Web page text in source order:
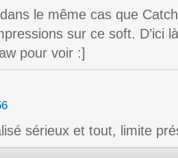
le même cas que
sur ce soft. D’ici
pour voir :]
sérieux et tout, limite